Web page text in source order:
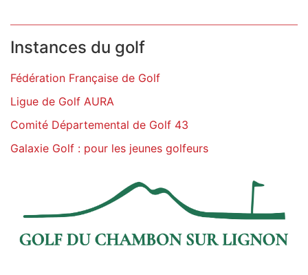
Instances du golf
Fédération Française de Golf
Ligue de Golf AURA
Comité Départemental de Golf 43
Galaxie Golf : pour les jeunes golfeurs